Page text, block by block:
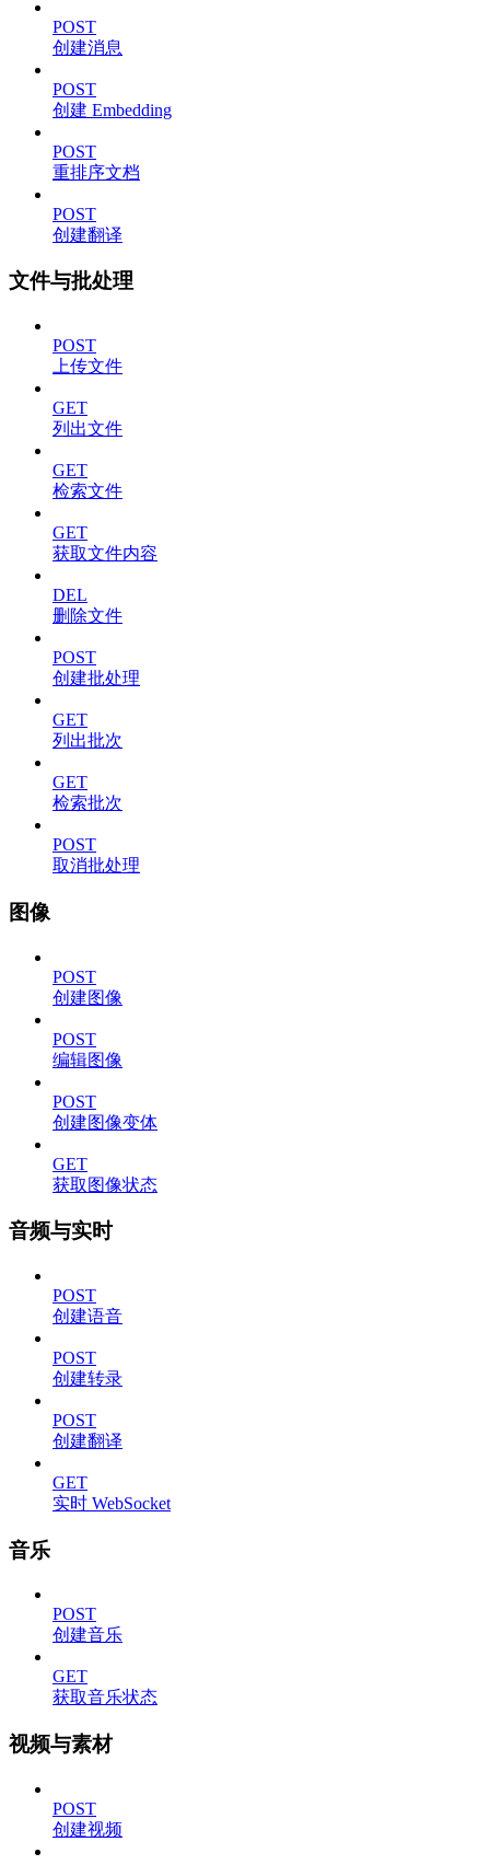
POST
创建消息
POST
创建 Embedding
POST
重排序文档
POST
创建翻译
文件与批处理
POST
上传文件
GET
列出文件
GET
检索文件
GET
获取文件内容
DEL
删除文件
POST
创建批处理
GET
列出批次
GET
检索批次
POST
取消批处理
图像
POST
创建图像
POST
编辑图像
POST
创建图像变体
GET
获取图像状态
音频与实时
POST
创建语音
POST
创建转录
POST
创建翻译
GET
实时 WebSocket
音乐
POST
创建音乐
GET
获取音乐状态
视频与素材
POST
创建视频